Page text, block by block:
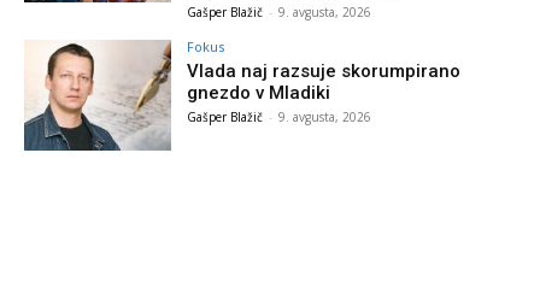
Gašper Blažič - 9. avgusta, 2026
Fokus
Vlada naj razsuje skorumpirano
gnezdo v Mladiki
Gašper Blažič - 9. avgusta, 2026